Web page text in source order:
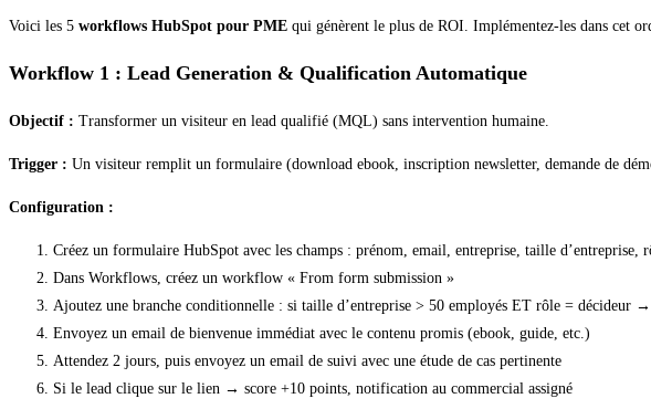
Voici les 5 workflows HubSpot pour PME qui génèrent le plus de ROI. Implémentez-les dans cet
Workflow 1 : Lead Generation & Qualification Automatique
Objectif : Transformer un visiteur en lead qualifié (MQL) sans intervention humaine.
Trigger : Un visiteur remplit un formulaire (download ebook, inscription newsletter, demande de
Configuration :
Créez un formulaire HubSpot avec les champs : prénom, email, entreprise, taille d’entreprise,
Dans Workflows, créez un workflow « From form submission »
Ajoutez une branche conditionnelle : si taille d’entreprise > 50 employés ET rôle = décideur
Envoyez un email de bienvenue immédiat avec le contenu promis (ebook, guide, etc.)
Attendez 2 jours, puis envoyez un email de suivi avec une étude de cas pertinente
Si le lead clique sur le lien → score +10 points, notification au commercial assigné